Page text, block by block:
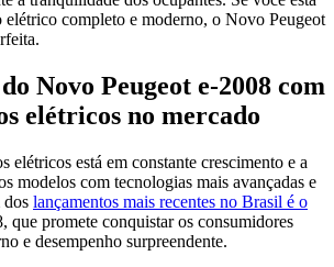
elétrico completo e moderno, o Novo Peugeot
Novo Peugeot e-2008 com
elétricos no mercado
elétricos está em constante crescimento e a
modelos com tecnologias mais avançadas e
dos lançamentos mais recentes no Brasil é o
que promete conquistar os consumidores
e desempenho surpreendente.